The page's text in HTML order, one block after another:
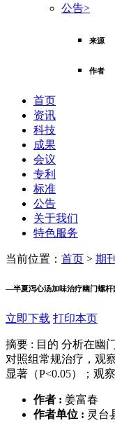
公告>
来源
作者
首页
资讯
科技
成果
会议
专利
标准
公告
关于我们
特色服务
当前位置： 首页 > 期刊
—半夏泻心汤加味治疗幽门螺
立即下载 打印本页
摘要 : 目的 分析在幽
对照组常规治疗，观
显著（P<0.05）；观
作者 : 姜富春
作者单位 : 灵台